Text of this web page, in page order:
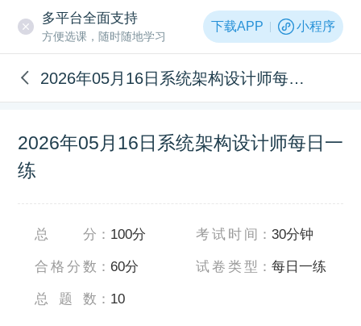
多平台全面支持
方便选课，随时随地学习
下载APP 小程序
2026年05月16日系统架构设计师每日一练
2026年05月16日系统架构设计师每日一
练
总分 ： 100分
合格分数 ：60分
总题数 ： 10
考试时间 ：30分钟
试卷类型 ：每日一练